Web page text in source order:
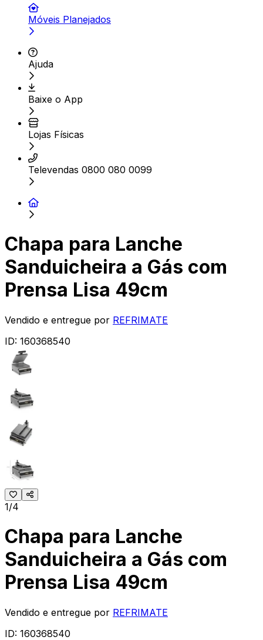
Móveis Planejados
Ajuda
Baixe o App
Lojas Físicas
Televendas 0800 080 0099
Chapa para Lanche
Sanduicheira a Gás com
Prensa Lisa 49cm
Vendido e entregue por REFRIMATE
ID: 160368540
1/4
Chapa para Lanche
Sanduicheira a Gás com
Prensa Lisa 49cm
Vendido e entregue por REFRIMATE
ID: 160368540